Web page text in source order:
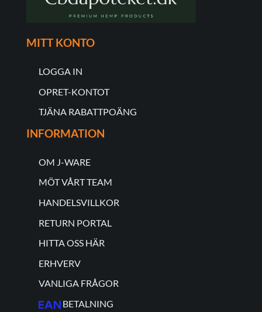
MITT KONTO
LOGGA IN
OPRET-KONTOT
TJÄNA RABATTPOÄNG
INFORMATION
OM J-WARE
MÖT VÅRT TEAM
HANDELSVILLKOR
RETURN PORTAL
HITTA OSS HÄR
ERHVERV
VANLIGA FRÅGOR
BETALNING